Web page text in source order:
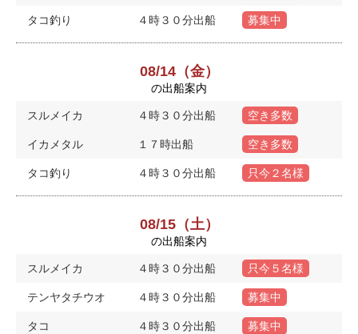
タコ釣り ４時３０分出船 募集中
08/14（金）
の出船案内
スルメイカ ４時３０分出船 空き多数
イカメタル １７時出船 空き多数
タコ釣り ４時３０分出船 只今２名様
08/15（土）
の出船案内
スルメイカ ４時３０分出船 只今５名様
テンヤタチウオ ４時３０分出船 募集中
タコ ４時３０分出船 募集中